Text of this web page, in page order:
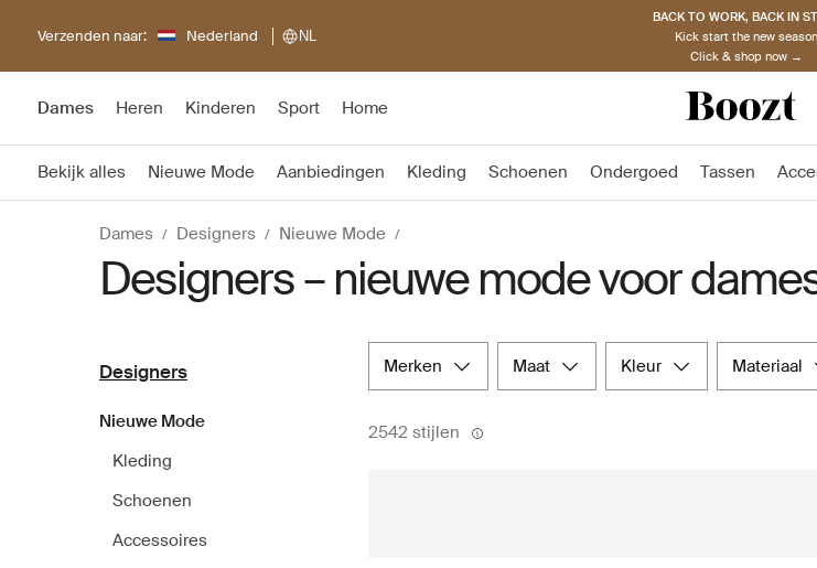
Verzenden naar: Nederland NL
BACK TO WORK, BACK IN
Kick start the new season
Click & shop now →
Dames Heren Kinderen Sport Home
Bekijk alles Nieuwe Mode Aanbiedingen Kleding Schoenen Ondergoed Tassen
Dames Designers Nieuwe Mode
Designers – nieuwe mode voor
Designers
Nieuwe Mode
Kleding
Schoenen
Accessoires
merken maat kleur materiaal
2542 stijlen